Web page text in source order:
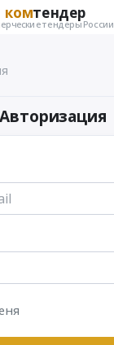
комтендер
тендеры России
Авторизация